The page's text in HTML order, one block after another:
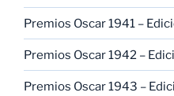
Premios Oscar 1941 –
Premios Oscar 1942 –
Premios Oscar 1943 –